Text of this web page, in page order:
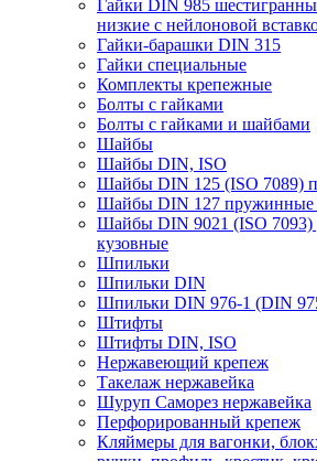
Гайки DIN 985
низкие с нейлоновой
Гайки-барашки DIN 315
Гайки специальные
Комплекты крепежные
Болты с гайками
Болты с гайками и шайбами
Шайбы
Шайбы DIN, ISO
Шайбы DIN 125 (ISO 7089)
Шайбы DIN 127 пружинные
Шайбы DIN 9021 (ISO 7093)
кузовные
Шпильки
Шпильки DIN
Шпильки DIN 976-1 (DIN
Штифты
Штифты DIN, ISO
Нержавеющий крепеж
Такелаж нержавейка
Шуруп Саморез нержавейка
Перфорированный крепеж
Кляймеры для вагонки,